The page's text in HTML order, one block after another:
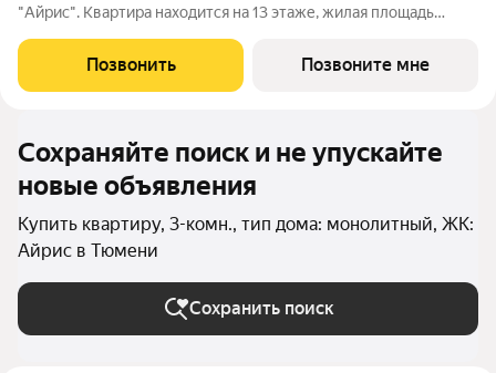
"Айрис". Квартира находится на 13 этаже, жилая площадь
особенностей планировки изолированные комнаты с окнами
на одну сторону, 1 совмещённый
Позвонить Позвоните мне
Сохраняйте поиск и не упускайте
новые объявления
Купить квартиру, 3-комн., тип дома: монолитный, ЖК:
Айрис в Тюмени
Сохранить поиск